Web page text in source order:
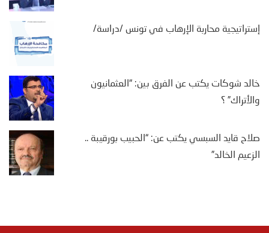
إستراتيجية محاربة الإرهاب في تونس /دراسة/
خالد شوكات يكتب عن الفرق بين: “العثمانيون
والأتراك” ؟
صلاح قايد السبسي يكتب عن: “الحبيب بورقيبة ..
الزعيم الخالد”